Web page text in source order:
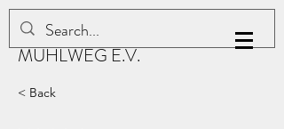
KLEINGARTENVEREIN
MÜHLWEG E.V.
< Back